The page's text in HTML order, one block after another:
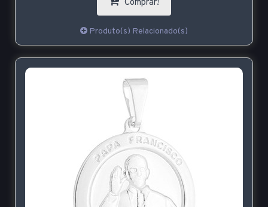
Comprar!
Produto(s) Relacionado(s)